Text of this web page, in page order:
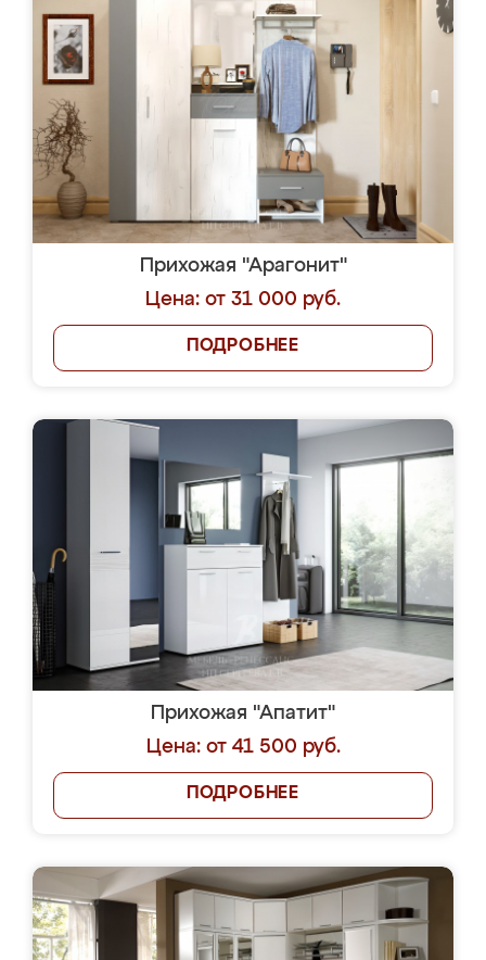
Прихожая "Арагонит"
Цена: от 31 000 руб.
ПОДРОБНЕЕ
Прихожая "Апатит"
Цена: от 41 500 руб.
ПОДРОБНЕЕ